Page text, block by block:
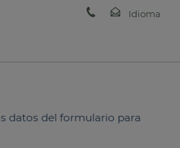
datos del formulario para